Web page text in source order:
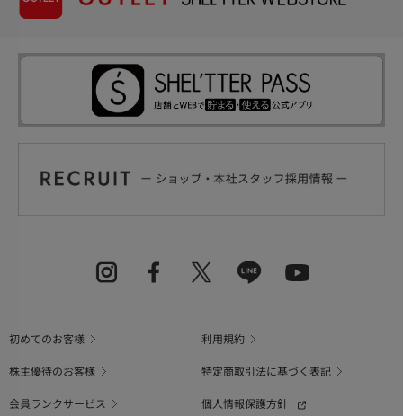
初めてのお客様
利用規約
株主優待のお客様
特定商取引法に基づく表記
会員ランクサービス
個人情報保護方針